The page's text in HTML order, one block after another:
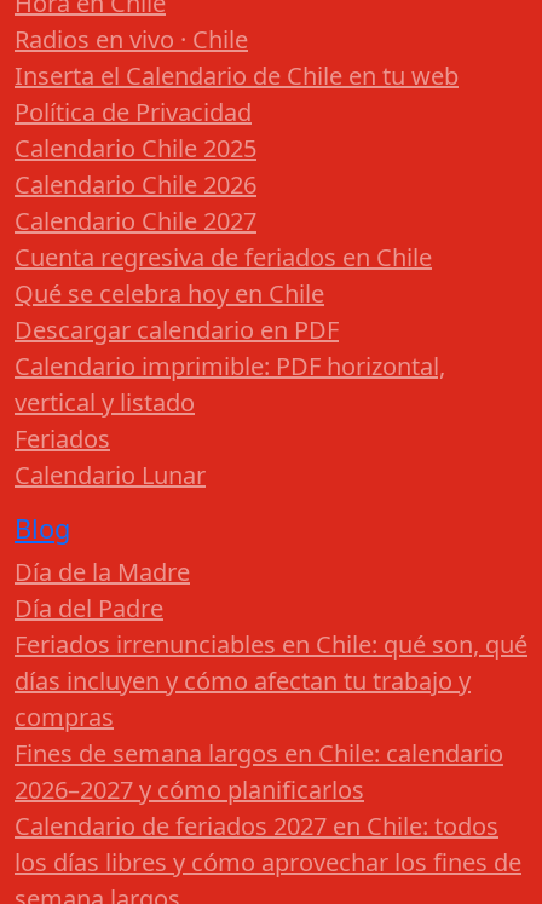
Radios en vivo · Chile
Inserta el Calendario de Chile en tu web
Política de Privacidad
Calendario Chile 2025
Calendario Chile 2026
Calendario Chile 2027
Cuenta regresiva de feriados en Chile
Qué se celebra hoy en Chile
Descargar calendario en PDF
Calendario imprimible: PDF horizontal,
vertical y listado
Feriados
Calendario Lunar
Blog
Día de la Madre
Día del Padre
Feriados irrenunciables en Chile: qué son, qué
días incluyen y cómo afectan tu trabajo y
compras
Fines de semana largos en Chile: calendario
2026–2027 y cómo planificarlos
Calendario de feriados 2027 en Chile: todos
los días libres y cómo aprovechar los fines de